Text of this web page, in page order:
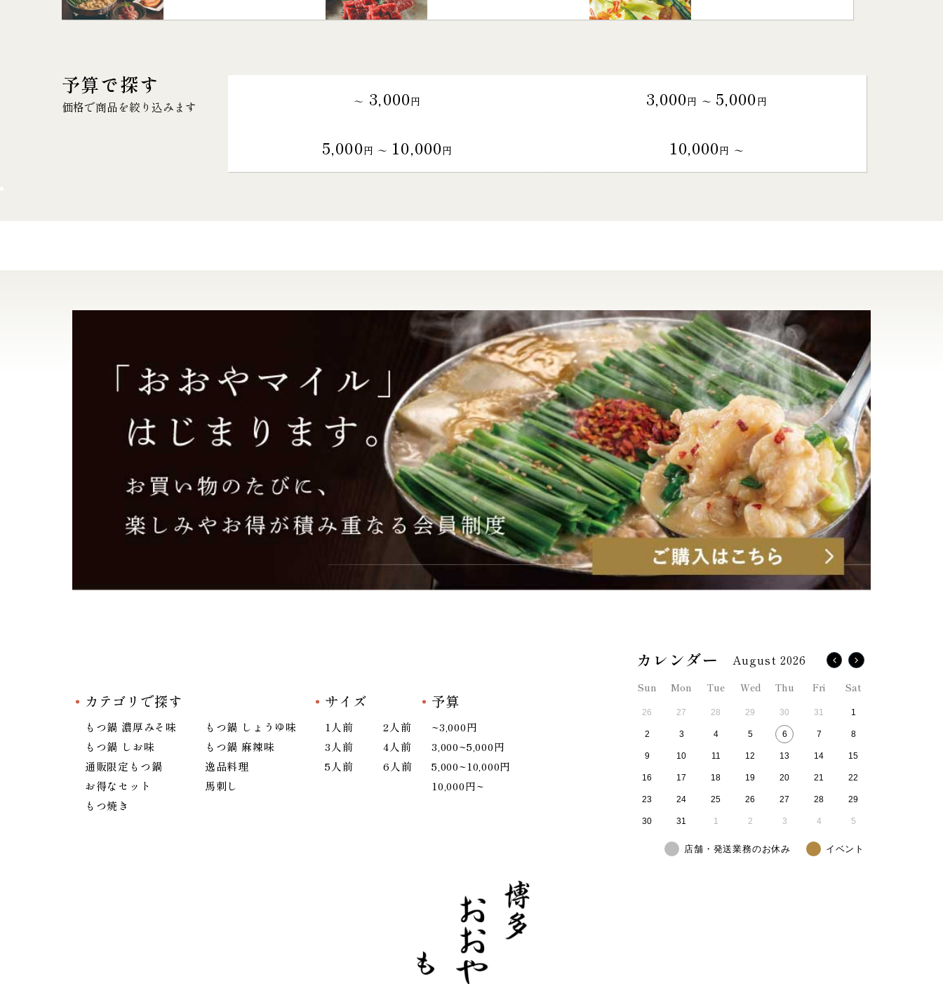
予算で探す
価格で商品を絞り込みます ～ 3,000円 3,000円 〜 5,000円
5,000円 〜 10,000円 10,000円 〜
カテゴリで探す
もつ鍋 濃厚みそ味
もつ鍋 しょうゆ味
もつ鍋 しお味
もつ鍋 麻辣味
通販限定もつ鍋
逸品料理
お得なセット
馬刺し
もつ焼き
サイズ
1人前
2人前
3人前
4人前
5人前
6人前
予算
~3,000円
3,000~5,000円
5,000~10,000円
10,000円~
August 2026
Sun Mon Tue Wed Thu Fri Sat
26 27 28 29 30 31 1
2 3 4 5 6 7 8
9 10 11 12 13 14 15
16 17 18 19 20 21 22
23 24 25 26 27 28 29
30 31 1 2 3 4 5
店舗・発送業務のお休み イベント